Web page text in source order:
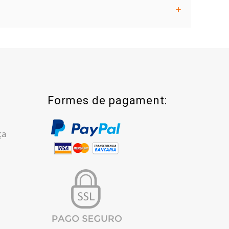
Formes de pagament: